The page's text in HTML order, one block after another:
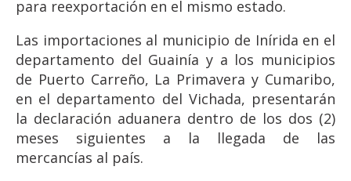
para reexportación en el mismo estado.
Las importaciones al municipio de Inírida en el
departamento del Guainía y a los municipios
de Puerto Carreño, La Primavera y Cumaribo,
en el departamento del Vichada, presentarán
la declaración aduanera dentro de los dos (2)
meses siguientes a la llegada de las
mercancías al país.